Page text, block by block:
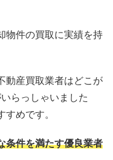
物件の買取に実績を持
動産買取業者はどこが
らっしゃいました
すめです。
条件を満たす優良業者